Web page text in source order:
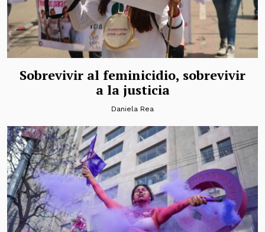
Sobrevivir al feminicidio, sobrevivir
a la justicia
Daniela Rea